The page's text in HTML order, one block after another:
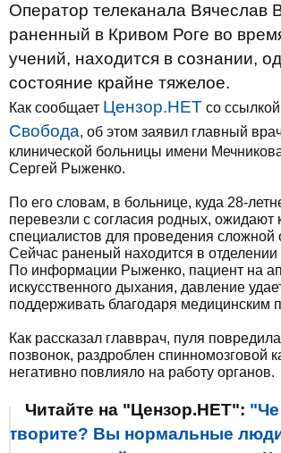
Оператор телеканала Вячеслав
раненный в Кривом Роге во
учений, находится в сознании,
состояние крайне тяжелое.
Как сообщает Цензор.НЕТ со
Свобода, об этом заявил главный
клинической больницы имени
Сергей Рыженко.
По его словам, в больнице, куда 28-
перевезли с согласия родных, ожидают
специалистов для проведения сложной
Сейчас раненый находится в отделении
По информации Рыженко, пациент на
искусственного дыхания, давление
поддерживать благодаря медицинским
Как рассказал главврач, пуля
позвонок, раздроблен спинномозговой
негативно повлияло на работу органов.
Читайте на "Цензор.НЕТ":
творите? Вы нормальные